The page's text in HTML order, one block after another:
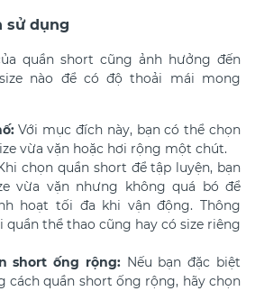
sử dụng
quần short cũng ảnh hưởng đến
nào để có độ thoải mái mong
Với mục đích này, bạn có thể chọn
vừa vặn hoặc hơi rộng một chút.
chọn quần short để tập luyện, bạn
vừa vặn nhưng không quá bó để
hoạt tối đa khi vận động. Thông
quần thể thao cũng hay có size riêng
short ống rộng:Nếu bạn đặc biệt
cách quần short ống rộng, hãy chọn